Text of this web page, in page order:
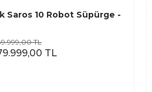
Saros 10 Robot Süpürge -
TL
TL